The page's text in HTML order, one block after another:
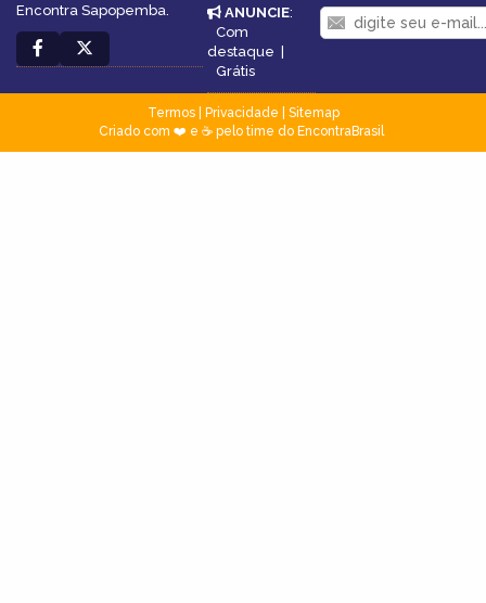
Encontra Sapopemba.
ANUNCIE:
Com
destaque |
Grátis
Termos| Privacidade
Sitemap
Criado com ❤️ e ☕ pelo time do EncontraBrasil